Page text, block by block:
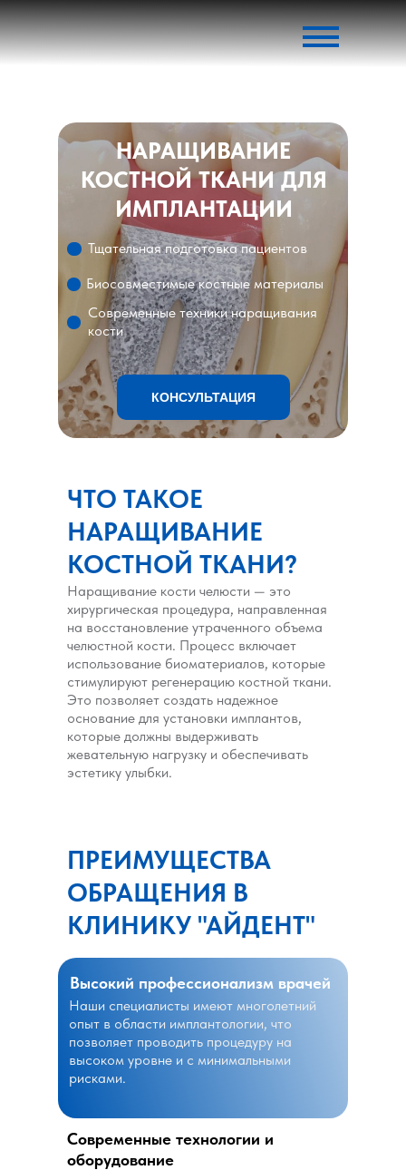
НАРАЩИВАНИЕ
КОСТНОЙ ТКАНИ ДЛЯ
ИМПЛАНТАЦИИ
КОНСУЛЬТАЦИЯ
Тщательная подготовка пациентов
Биосовместимые костные материалы
Современные техники наращивания
кости
ЧТО ТАКОЕ
НАРАЩИВАНИЕ
КОСТНОЙ ТКАНИ?
Наращивание кости челюсти — это
хирургическая процедура, направленная
на восстановление утраченного объема
челюстной кости. Процесс включает
использование биоматериалов, которые
стимулируют регенерацию костной ткани.
Это позволяет создать надежное
основание для установки имплантов,
которые должны выдерживать
жевательную нагрузку и обеспечивать
эстетику улыбки.
ПРЕИМУЩЕСТВА
ОБРАЩЕНИЯ В
КЛИНИКУ "АЙДЕНТ"
Высокий профессионализм врачей
Наши специалисты имеют многолетний
опыт в области имплантологии, что
позволяет проводить процедуру на
высоком уровне и с минимальными
рисками.
Современные технологии и
оборудование